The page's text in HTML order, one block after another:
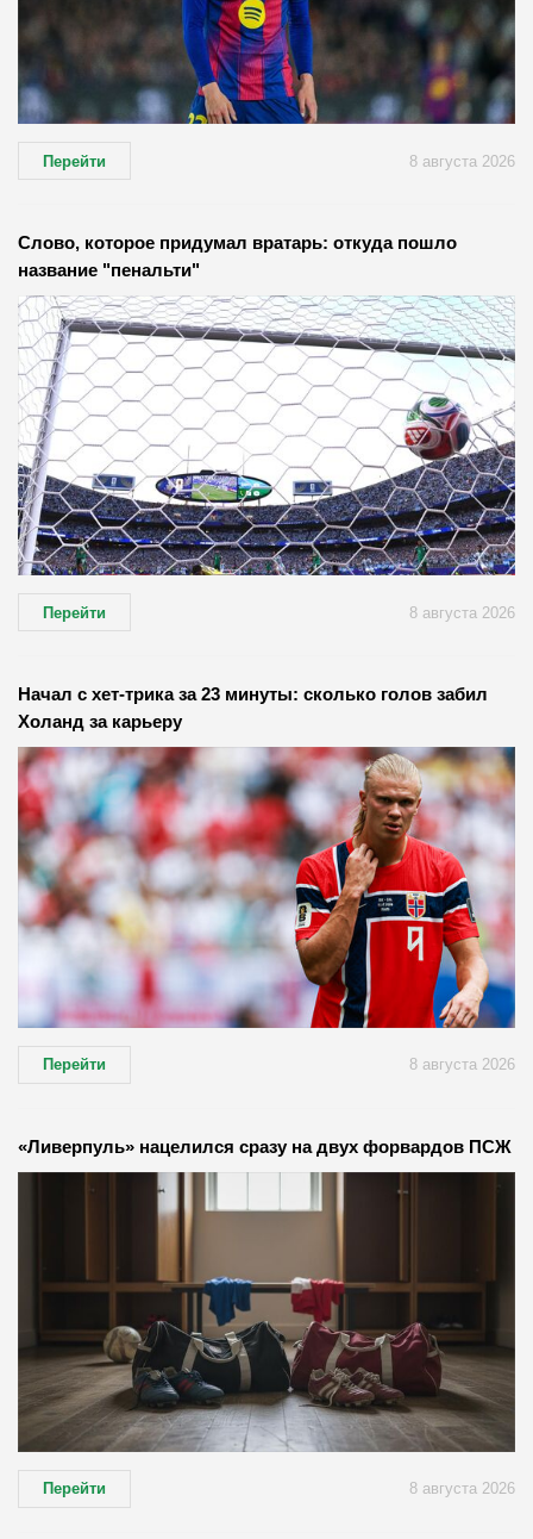
Перейти 8 августа 2026
Слово, которое придумал вратарь: откуда пошло
название "пенальти"
Перейти 8 августа 2026
Начал с хет-трика за 23 минуты: сколько голов забил
Холанд за карьеру
Перейти 8 августа 2026
«Ливерпуль» нацелился сразу на двух форвардов ПСЖ
Перейти 8 августа 2026